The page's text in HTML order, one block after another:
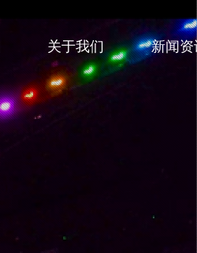
关于我们 新闻